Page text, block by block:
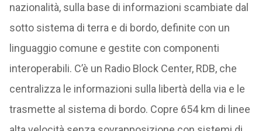
nazionalità, sulla base di informazioni scambiate dal
sotto sistema di terra e di bordo, definite con un
linguaggio comune e gestite con componenti
interoperabili. C’è un Radio Block Center, RDB, che
centralizza le informazioni sulla libertà della via e le
trasmette al sistema di bordo. Copre 654 km di linee